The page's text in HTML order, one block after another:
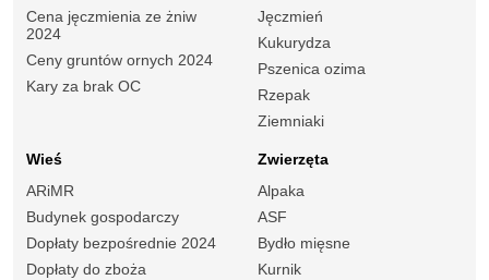
Cena jęczmienia ze żniw
2024
Ceny gruntów ornych 2024
Kary za brak OC
Jęczmień
Kukurydza
Pszenica ozima
Rzepak
Ziemniaki
Wieś
ARiMR
Budynek gospodarczy
Dopłaty bezpośrednie 2024
Dopłaty do zboża
Zwierzęta
Alpaka
ASF
Bydło mięsne
Kurnik